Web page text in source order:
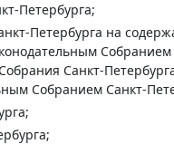
Петербурга;
Петербурга на
Собранием
Санкт-
Собранием Санкт-